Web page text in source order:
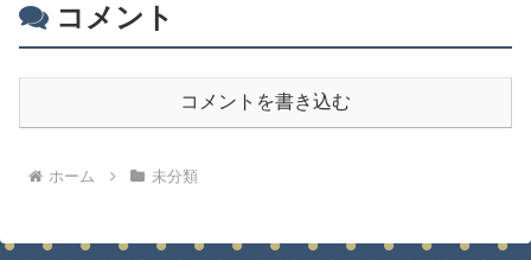
コメント
コメントを書き込む
ホーム 未分類